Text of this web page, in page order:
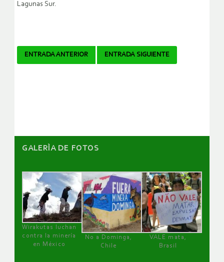
Lagunas Sur.
Navegador
ENTRADA ANTERIOR ENTRADA SIGUIENTE
GALERÌA DE FOTOS
Wirakutas luchan
contra la minería
en México
No a Dominga,
Chile
VALE mata,
Brasil